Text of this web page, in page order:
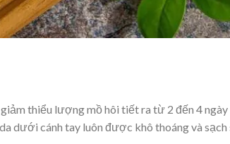
thiểu lượng mồ hôi tiết ra từ 2 đến 4
dưới cánh tay luôn được khô thoáng và sạch